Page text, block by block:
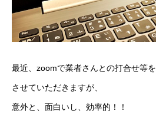
最近、zoomで業者さんとの打合せ等を
させていただきますが、
意外と、面白いし、効率的！！